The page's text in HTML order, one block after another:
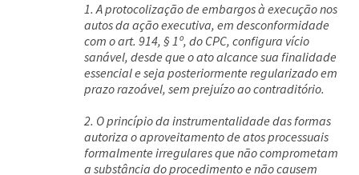
1. A protocolização de embargos à execução nos
autos da ação executiva, em desconformidade
com o art. 914, § 1º, do CPC, configura vício
sanável, desde que o ato alcance sua finalidade
essencial e seja posteriormente regularizado em
prazo razoável, sem prejuízo ao contraditório.
2. O princípio da instrumentalidade das formas
autoriza o aproveitamento de atos processuais
formalmente irregulares que não comprometam
a substância do procedimento e não causem